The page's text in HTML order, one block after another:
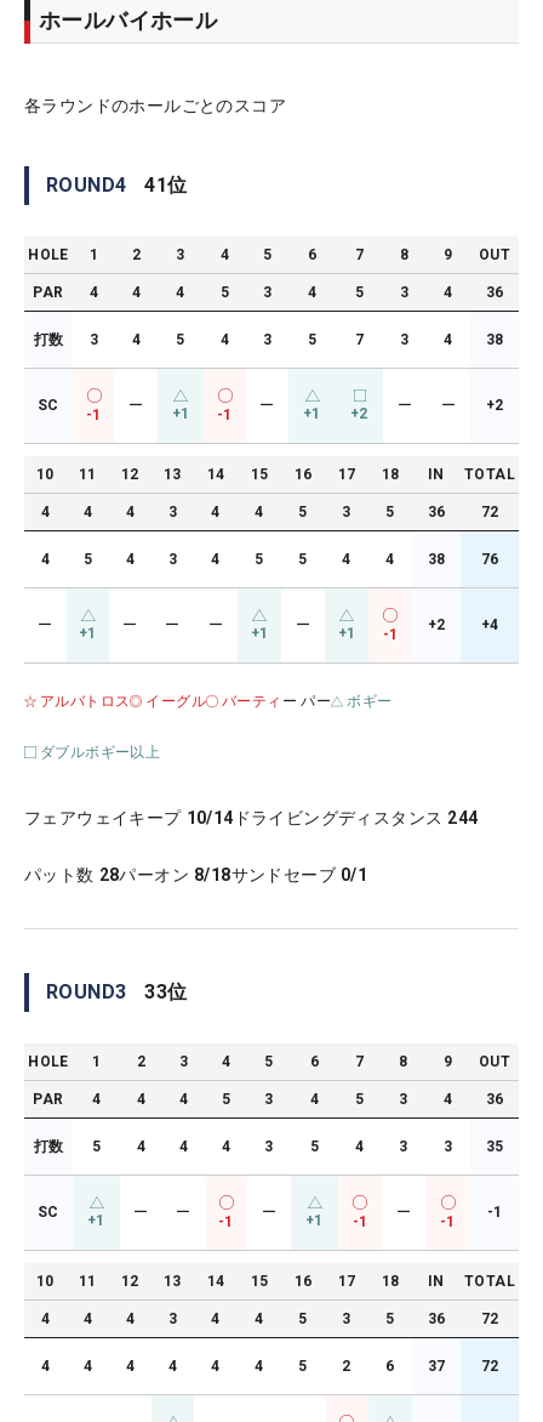
ホールバイホール
各ラウンドのホールごとのスコア
ROUND4 41位
HOLE 1 2 3 4 5 6 7 8 9 OUT
PAR 4 4 4 5 3 4 5 3 4 36
打数 3 4 5 4 3 5 7 3 4 38
SC
-1
ー +1 -1
ー +1 +2 ー ー +2
10 11 12 13 14 15 16 17 18 IN TOTAL
4 4 4 3 4 4 5 3 5 36 72
4 5 4 3 4 5 5 4 4 38 76
ー +1 ー ー ー +1 ー +1 -1
+2 +4
アルバトロス イーグル バーティ ー パー ボギー
ダブルボギー以上
フェアウェイキープ 10/14 ドライビングディスタンス 244
パット数 28パーオン 8/18サンドセーブ 0/1
ROUND3 33位
HOLE 1 2 3 4 5 6 7 8 9 OUT
PAR 4 4 4 5 3 4 5 3 4 36
打数 5 4 4 4 3 5 4 3 3 35
SC +1 ー ー
-1
ー +1 -1
ー
-1
-1
10 11 12 13 14 15 16 17 18 IN TOTAL
4 4 4 3 4 4 5 3 5 36 72
4 4 4 4 4 4 5 2 6 37 72